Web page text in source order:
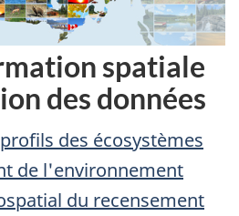
spatiale
des données
des écosystèmes
de l'environnement
du recensement